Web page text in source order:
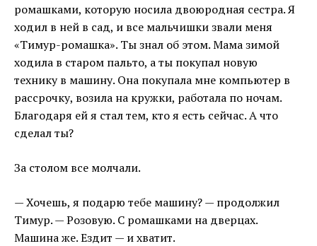
ромашками, которую носила двоюродная сестра. Я
ходил в ней в сад, и все мальчишки звали меня
«Тимур-ромашка». Ты знал об этом. Мама зимой
ходила в старом пальто, а ты покупал новую
технику в машину. Она покупала мне компьютер в
рассрочку, возила на кружки, работала по ночам.
Благодаря ей я стал тем, кто я есть сейчас. А что
сделал ты?
За столом все молчали.
— Хочешь, я подарю тебе машину? — продолжил
Тимур. — Розовую. С ромашками на дверцах.
Машина же. Ездит — и хватит.